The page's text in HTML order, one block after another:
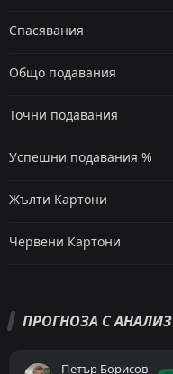
Спасявания
Общо подавания
Точни подавания
Успешни подавания %
Жълти Картони
Червени Картони
ПРОГНОЗА С АНАЛИЗ
Петър Борисов